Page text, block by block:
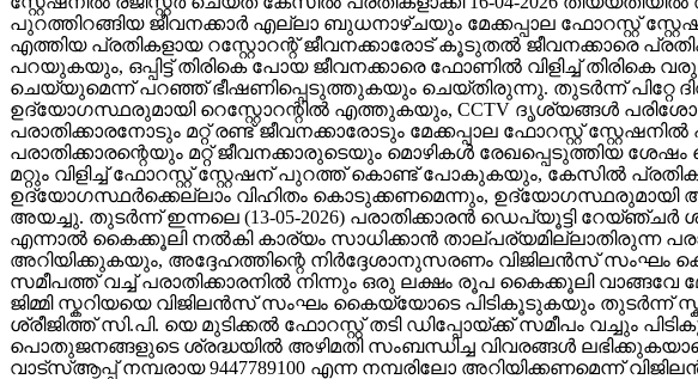
പുറത്തിറങ്ങിയ ജീവനക്കാർ എല്ലാ ബുധനാഴ്ചയും മേക്കപ്പാല ഫോറസ്റ്റ്
എത്തിയ പ്രതികളായ റസ്റ്റോറന്റ് ജീവനക്കാരോട് കൂടുതൽ ജീവനക്കാരെ
പറയുകയും, ഒപ്പിട്ട് തിരികെ പോയ ജീവനക്കാരെ ഫോണിൽ വിളിച്ച്
ചെയ്യുമെന്ന് പറഞ്ഞ് ഭീഷണിപ്പെടുത്തുകയും ചെയ്തിരുന്നു. തുടർന്ന് പിറ്റേ
ഉദ്യോഗസ്ഥരുമായി റെസ്റ്റോറന്റിൽ എത്തുകയും, CCTV ദൃശ്യങ്ങൾ
പരാതിക്കാരനോടും മറ്റ് രണ്ട് ജീവനക്കാരോടും മേക്കപ്പാല ഫോറസ്റ്റ്
പരാതിക്കാരന്റെയും മറ്റ് ജീവനക്കാരുടെയും മൊഴികൾ രേഖപ്പെടുത്തിയ
മറ്റും വിളിച്ച് ഫോറസ്റ്റ് സ്റ്റേഷന് പുറത്ത് കൊണ്ട് പോകുകയും, കേസിൽ
ഉദ്യോഗസ്ഥർക്കെല്ലാം വിഹിതം കൊടുക്കണമെന്നും, ഉദ്യോഗസ്ഥരുമായി
അയച്ചു. തുടർന്ന് ഇന്നലെ (13-05-2026) പരാതിക്കാരൻ ഡെപ്യൂട്ടി
എന്നാൽ കൈക്കൂലി നൽകി കാര്യം സാധിക്കാൻ താല്പര്യമില്ലാതിരുന്ന
അറിയിക്കുകയും, അദ്ദേഹത്തിന്റെ നിർദ്ദേശാനുസരണം വിജിലൻസ് സംഘം
സമീപത്ത് വച്ച് പരാതിക്കാരനിൽ നിന്നും ഒരു ലക്ഷം രൂപ കൈക്കൂലി
ജിമ്മി സ്കറിയയെ വിജിലൻസ് സംഘം കൈയ്യോടെ പിടികൂടുകയും തുടർന്ന്
ശ്രീജിത്ത് സി.പി. യെ മുടിക്കൽ ഫോറസ്റ്റ് തടി ഡിപ്പോയ്ക്ക് സമീപം വച്ചും
പൊതുജനങ്ങളുടെ ശ്രദ്ധയിൽ അഴിമതി സംബന്ധിച്ച വിവരങ്ങൾ
വാട്സ്ആപ്പ് നമ്പരായ 9447789100 എന്ന നമ്പരിലോ അറിയിക്കണമെന്ന്